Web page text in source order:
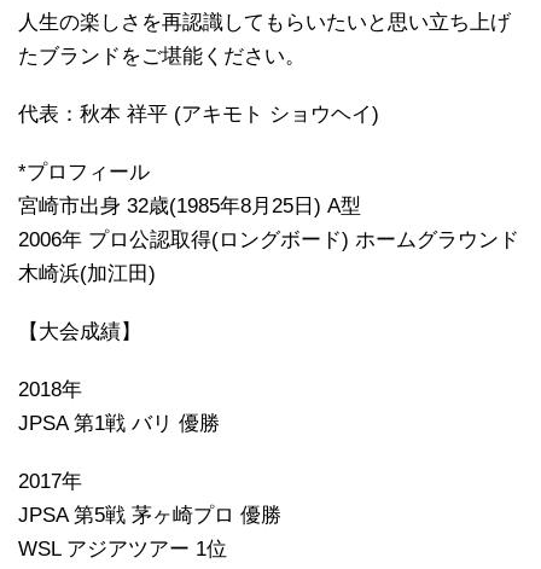
人生の楽しさを再認識してもらいたいと思い立ち上げ
たブランドをご堪能ください。
代表：秋本 祥平 (アキモト ショウヘイ)
*プロフィール
宮崎市出身 32歳(1985年8月25日) A型
2006年 プロ公認取得(ロングボード) ホームグラウンド
木崎浜(加江田)
【大会成績】
2018年
JPSA 第1戦 バリ 優勝
2017年
JPSA 第5戦 茅ヶ崎プロ 優勝
WSL アジアツアー 1位